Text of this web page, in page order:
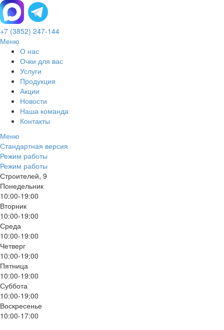
+7 (3852) 247-144
Меню
О нас
Очки для вас
Услуги
Продукция
Акции
Новости
Наша команда
Контакты
Меню
Стандартная версия
Режим работы
Режим работы
Строителей, 9
Понедельник
10:00-19:00
Вторник
10:00-19:00
Среда
10:00-19:00
Четверг
10:00-19:00
Пятница
10:00-19:00
Суббота
10:00-19:00
Воскресенье
10:00-17:00